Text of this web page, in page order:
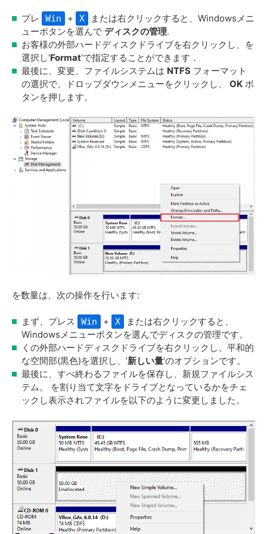
プレ Win + X
または右クリックすると、Windowsメニ
ューボタンを選んで ディスクの管理.
お客様の外部ハードディスクドライブを右クリックし、を
選択し’Format‘で指定することができます．
最後に、変更、ファイルシステムは NTFS フォーマット
の選択で、ドロップダウンメニューをクリックし、 OK ボ
タンを押します。
を数量は、次の操作を行います:
まず、プレス Win + X
または右クリックすると、
Windowsメニューボタンを選んでディスクの管理です。
くの外部ハードディスクドライブを右クリックし、平和的
な空間部(黒色)を選択し、’新しい量‘のオプションです。
最後に、すべ終わるファイルを保存し、新規ファイルシス
テム。 を割り当て文字をドライブとなっているかをチェ
ックし表示されファイルを以下のように変更しました。